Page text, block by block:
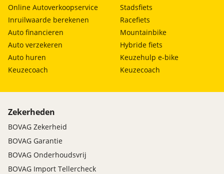
Online Autoverkoopservice
Inruilwaarde berekenen
Auto financieren
Auto verzekeren
Auto huren
Keuzecoach
Stadsfiets
Racefiets
Mountainbike
Hybride fiets
Keuzehulp e-bike
Keuzecoach
Zekerheden
BOVAG Zekerheid
BOVAG Garantie
BOVAG Onderhoudsvrij
BOVAG Import Tellercheck